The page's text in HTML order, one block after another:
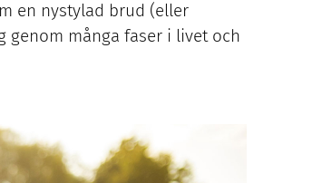
en nystylad brud (eller
genom många faser i livet och